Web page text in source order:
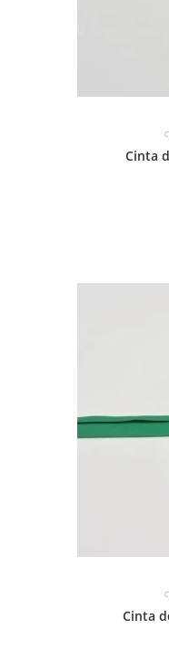
Cinta
Cinta